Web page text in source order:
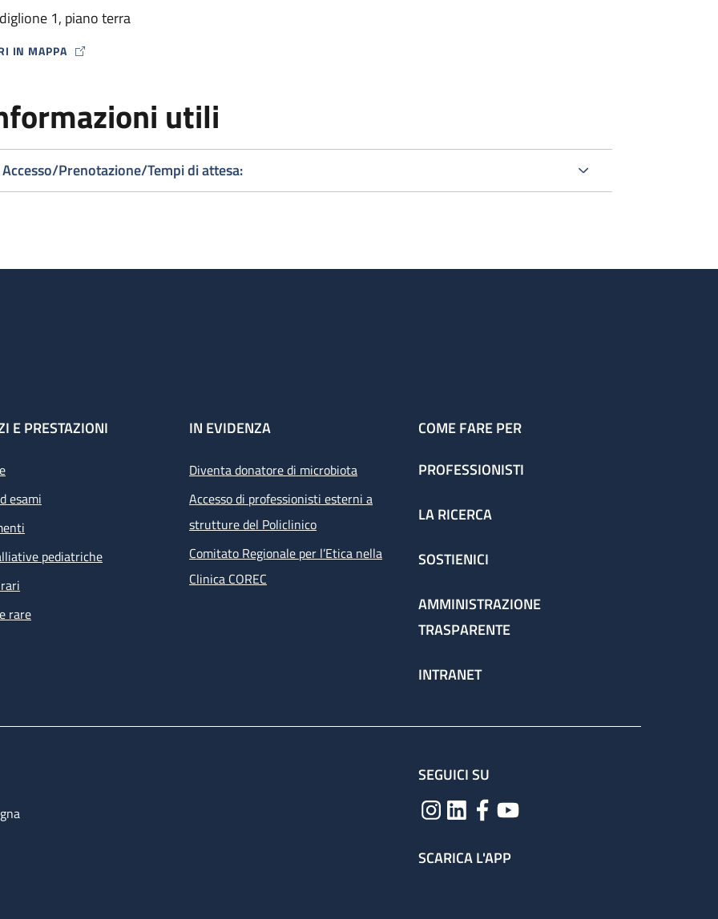
1, piano terra
IN MAPPA
ICON
utili
Accesso/Prenotazione/Tempi di attesa:
E PRESTAZIONI
esami
pediatriche
rare
IN EVIDENZA
Diventa donatore di microbiota
Accesso di professionisti esterni a
strutture del Policlinico
Comitato Regionale per l’Etica nella
Clinica COREC
COME FARE PER
PROFESSIONISTI
LA RICERCA
SOSTIENICI
AMMINISTRAZIONE
TRASPARENTE
INTRANET
SEGUICI SU
SCARICA L'APP